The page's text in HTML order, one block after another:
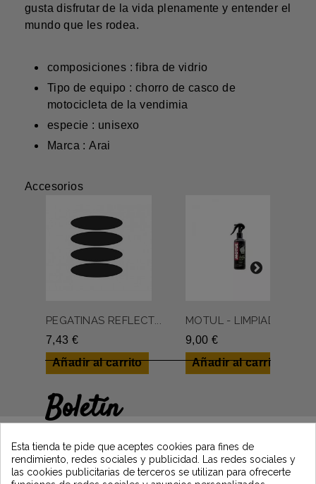
gusta disfrutar de la vida plenamente y entender el
mundo que les rodea.
composiciones : fibra de vidrio
Tipo de equipo : chorro de casco de
motocicleta de la vendimia
especie : unisexo
Marca : Arai
Accesorios
PEGATINAS REFLECT...
7,43 €
Añadir al carrito
MOTUL - LIMPIADOR...
9,00 €
Añadir al carrito
Boletín
suscribiéndose y manténgase informado de
las últimas noticias de Vintage Motors
Esta tienda te pide que aceptes cookies para fines de
rendimiento, redes sociales y publicidad. Las redes sociales y
las cookies publicitarias de terceros se utilizan para ofrecerte